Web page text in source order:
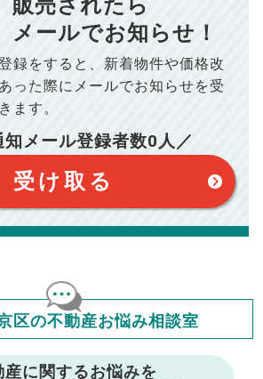
額 10,005 円
100,050 円
は元利均等返済方式で試算しています。
は、四捨五入にて計算しております。
はお借り入れの全期間で金利が変わらない設
での結果は、お借り入れを保証するものでは
をご利用された方の、いかなる損害について
の際に各金融機関にご相談ください。
会員マイページでは
管理費の計算もできます
却価格が高い場合、譲渡所得税が発生する
。詳しくは最寄りの税務署などにご確認く
果はあくまでも概算であり、手残り金額を
ざいません。
、住所変更登記の費用、引っ越し費用、住
返済の手数料等は含まれておりませんの
さい。
建物取引業法で定められた上限で計算して
価格×3%＋6万円＋消費税）
販売されたら
メールでお知らせ！
録をすると、 新着物件や価格改
った際に メールでお知らせを受
ます。
知メール登録者数0人／
受け取る
区の不動産お悩み相談室
産に関するお悩みを